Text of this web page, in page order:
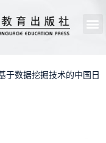
于数据挖掘技术的中国日